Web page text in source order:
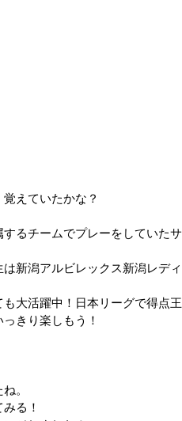
えていたかな？
るチームでプレーをしていたサ
新潟アルビレックス新潟レデ
大活躍中！日本リーグで得点
きり楽しもう！
。
る！